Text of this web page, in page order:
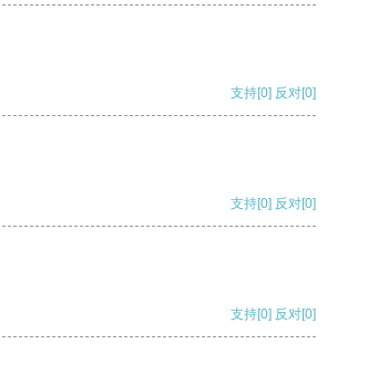
支持[0] 反对[0]
支持[0] 反对[0]
支持[0] 反对[0]